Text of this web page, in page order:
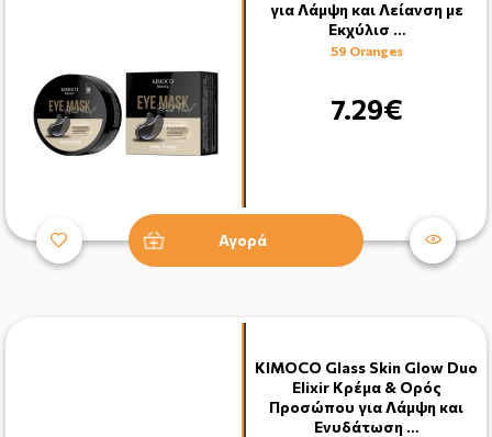
για Λάμψη και Λείανση με
Εκχύλισ …
59 Oranges
7.29€
Αγορά
KIMOCO Glass Skin Glow Duo
Elixir Κρέμα & Ορός
Προσώπου για Λάμψη και
Ενυδάτωση …